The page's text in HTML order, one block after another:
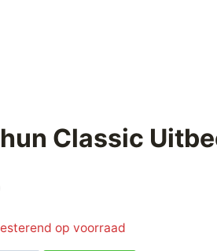
Classic
op voorraad